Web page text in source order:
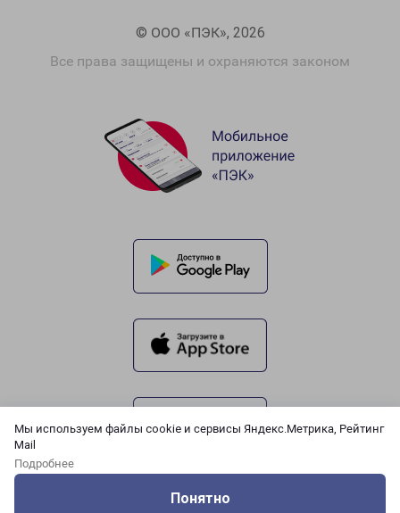
Мы используем файлы cookie и сервисы Яндекс.Метрика, Рейтинг
Mail
Подробнее
Понятно
© ООО «ПЭК», 2026
Все права защищены и охраняются законом